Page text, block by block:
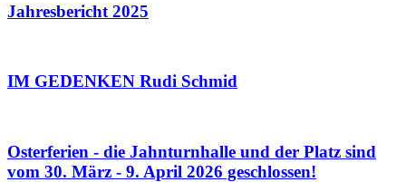
Jahresbericht 2025
IM GEDENKEN Rudi Schmid
Osterferien - die Jahnturnhalle und der Platz sind
vom 30. März - 9. April 2026 geschlossen!